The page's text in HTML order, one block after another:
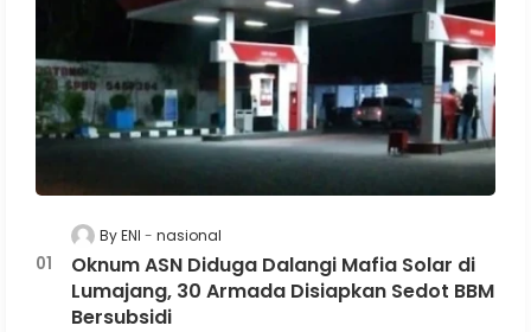
By ENI nasional
Oknum ASN Diduga Dalangi Mafia Solar di
Lumajang, 30 Armada Disiapkan Sedot BBM
Bersubsidi